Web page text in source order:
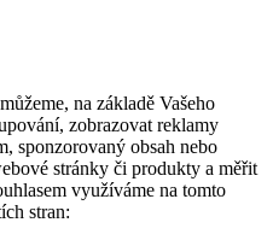
na základě Vašeho
zobrazovat reklamy
sponzorovaný obsah nebo
stránky či produkty a měřit
využíváme na tomto
stran: